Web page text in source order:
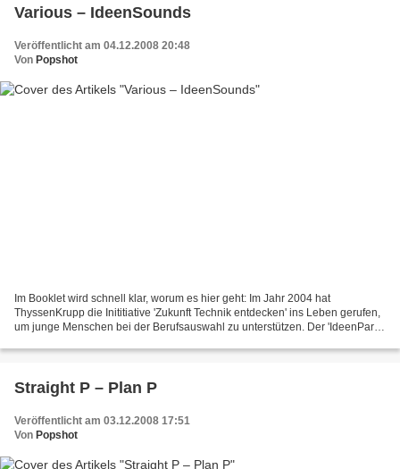
Various – IdeenSounds
Veröffentlicht am 04.12.2008 20:48
Von Popshot
Im Booklet wird schnell klar, worum es hier geht: Im Jahr 2004 hat
ThyssenKrupp die Inititiative 'Zukunft Technik entdecken' ins Leben gerufen,
um junge Menschen bei der Berufsauswahl zu unterstützen. Der 'IdeenPark'
Straight P – Plan P
Veröffentlicht am 03.12.2008 17:51
Von Popshot